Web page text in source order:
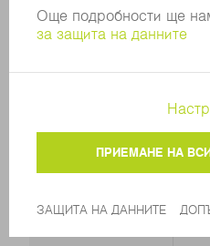
МИН.
ТРЪБАТА
НА ОТВОРА